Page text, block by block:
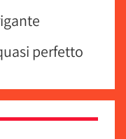
perfetto